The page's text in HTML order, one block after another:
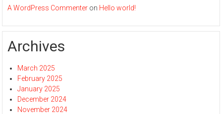
A WordPress Commenter on Hello world!
Archives
March 2025
February 2025
January 2025
December 2024
November 2024